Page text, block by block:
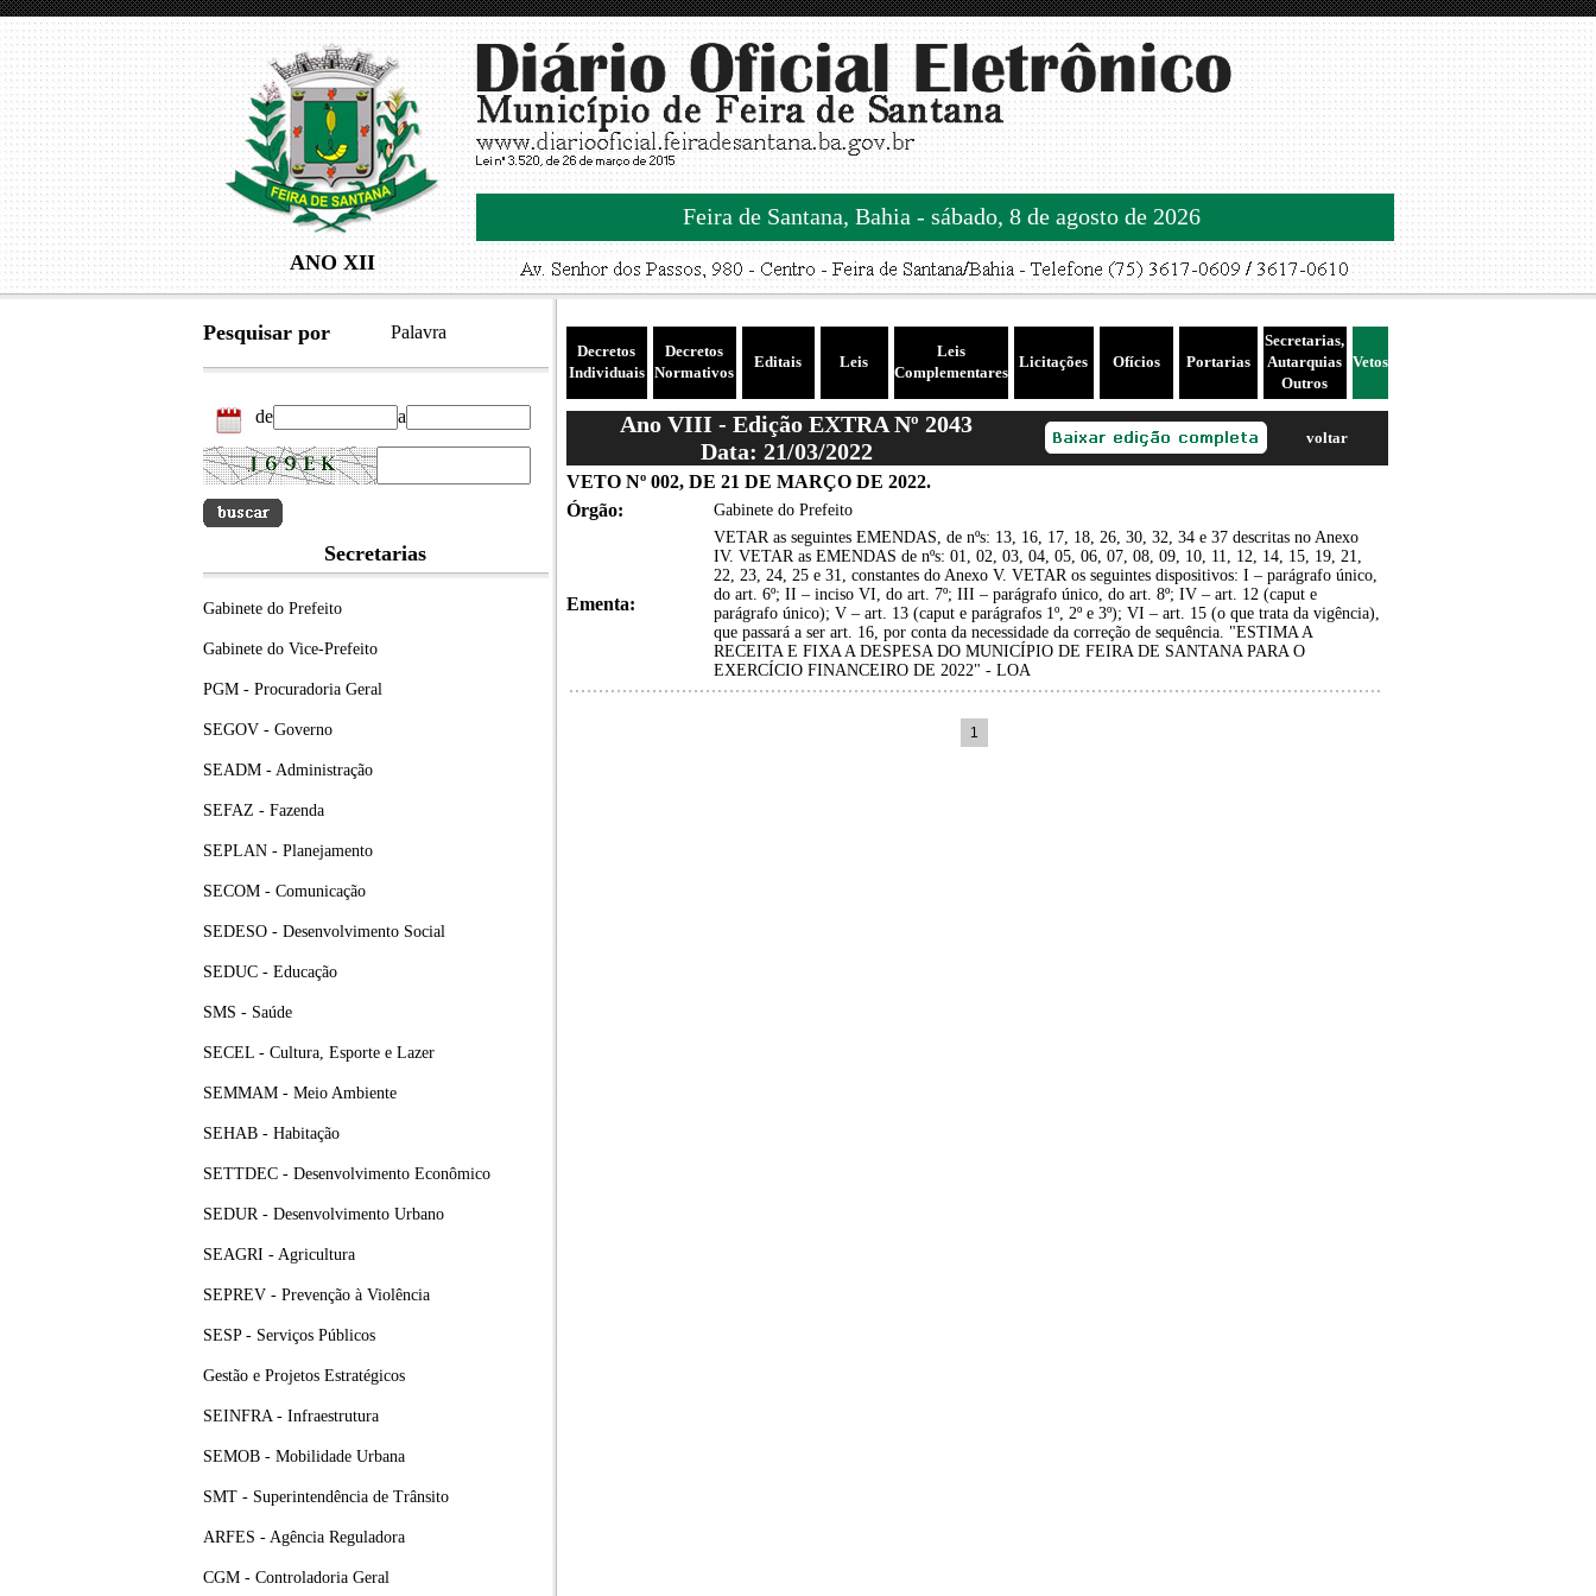
ANO XII
Feira de Santana, Bahia - sábado, 8 de agosto de 2026
Pesquisar por Palavra
de a
Secretarias
Gabinete do Prefeito
Gabinete do Vice-Prefeito
PGM - Procuradoria Geral
SEGOV - Governo
SEADM - Administração
SEFAZ - Fazenda
SEPLAN - Planejamento
SECOM - Comunicação
SEDESO - Desenvolvimento Social
SEDUC - Educação
SMS - Saúde
SECEL - Cultura, Esporte e Lazer
SEMMAM - Meio Ambiente
SEHAB - Habitação
SETTDEC - Desenvolvimento Econômico
SEDUR - Desenvolvimento Urbano
SEAGRI - Agricultura
SEPREV - Prevenção à Violência
SESP - Serviços Públicos
Gestão e Projetos Estratégicos
SEINFRA - Infraestrutura
SEMOB - Mobilidade Urbana
SMT - Superintendência de Trânsito
ARFES - Agência Reguladora
CGM - Controladoria Geral
Decretos
Individuais
Decretos
Normativos
Editais Leis
Leis
Complementares
Licitações Ofícios Portarias
Secretarias,
Autarquias
Outros
Vetos
Ano VIII - Edição EXTRA Nº 2043
Data: 21/03/2022
voltar
VETO Nº 002, DE 21 DE MARÇO DE 2022.
Órgão:
Gabinete do Prefeito
Ementa:
VETAR as seguintes EMENDAS, de nºs: 13, 16, 17, 18, 26, 30, 32, 34 e 37 descritas no Anexo
IV. VETAR as EMENDAS de nºs: 01, 02, 03, 04, 05, 06, 07, 08, 09, 10, 11, 12, 14, 15, 19, 21,
22, 23, 24, 25 e 31, constantes do Anexo V. VETAR os seguintes dispositivos: I – parágrafo único,
do art. 6º; II – inciso VI, do art. 7º; III – parágrafo único, do art. 8º; IV – art. 12 (caput e
parágrafo único); V – art. 13 (caput e parágrafos 1º, 2º e 3º); VI – art. 15 (o que trata da vigência),
que passará a ser art. 16, por conta da necessidade da correção de sequência. "ESTIMA A
RECEITA E FIXA A DESPESA DO MUNICÍPIO DE FEIRA DE SANTANA PARA O
EXERCÍCIO FINANCEIRO DE 2022" - LOA
1